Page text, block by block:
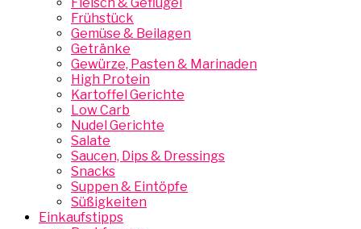
Frühstück
Gemüse & Beilagen
Getränke
Gewürze, Pasten & Marinaden
High Protein
Kartoffel Gerichte
Low Carb
Nudel Gerichte
Salate
Saucen, Dips & Dressings
Snacks
Suppen & Eintöpfe
Süßigkeiten
Einkaufstipps